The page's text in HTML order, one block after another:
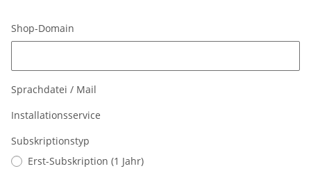
Shop-Domain
Sprachdatei / Mail
Installationsservice
Subskriptionstyp
Erst-Subskription (1 Jahr)